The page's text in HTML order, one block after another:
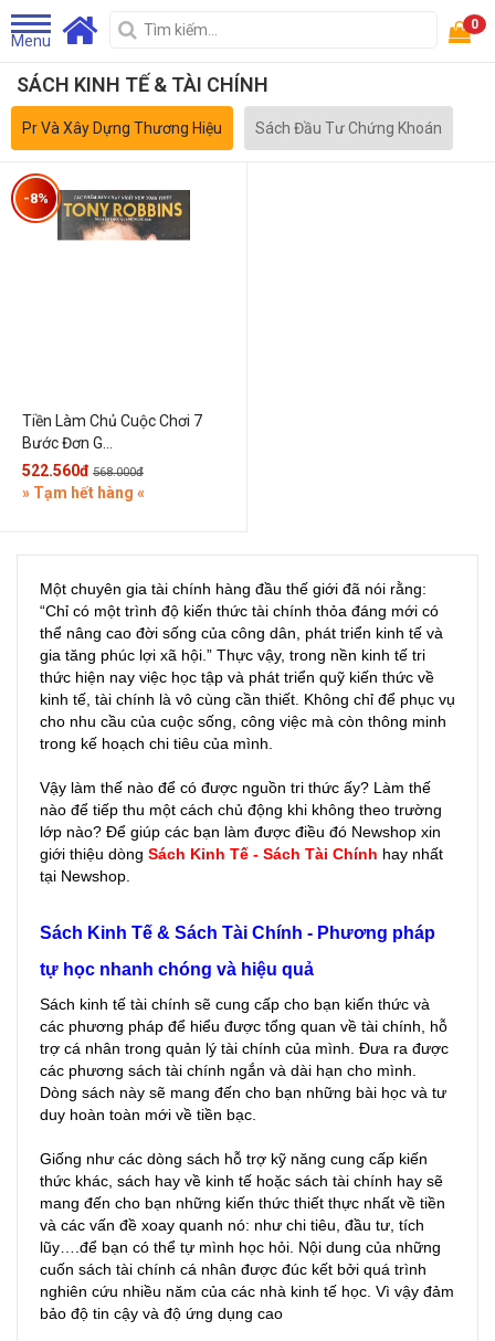
Menu
0
SÁCH KINH TẾ & TÀI CHÍNH
Pr Và Xây Dựng Thương Hiệu Sách Đầu Tư Chứng Khoán
Tiền Làm Chủ Cuộc Chơi 7
Bước Đơn G...
-8%
522.560đ 568.000đ
» Tạm hết hàng «
Một chuyên gia tài chính hàng đầu thế giới đã nói rằng:
“Chỉ có một trình độ kiến thức tài chính thỏa đáng mới có
thể nâng cao đời sống của công dân, phát triển kinh tế và
gia tăng phúc lợi xã hội.” Thực vậy, trong nền kinh tế tri
thức hiện nay việc học tập và phát triển quỹ kiến thức về
kinh tế, tài chính là vô cùng cần thiết. Không chỉ để phục vụ
cho nhu cầu của cuộc sống, công việc mà còn thông minh
trong kế hoạch chi tiêu của mình.
Vậy làm thế nào để có được nguồn tri thức ấy? Làm thế
nào để tiếp thu một cách chủ động khi không theo trường
lớp nào? Để giúp các bạn làm được điều đó Newshop xin
giới thiệu dòng Sách Kinh Tế - Sách Tài Chính hay nhất
tại Newshop.
Sách Kinh Tế & Sách Tài Chính - Phương pháp
tự học nhanh chóng và hiệu quả
Sách kinh tế tài chính sẽ cung cấp cho bạn kiến thức và
các phương pháp để hiểu được tổng quan về tài chính, hỗ
trợ cá nhân trong quản lý tài chính của mình. Đưa ra được
các phương sách tài chính ngắn và dài hạn cho mình.
Dòng sách này sẽ mang đến cho bạn những bài học và tư
duy hoàn toàn mới về tiền bạc.
Giống như các dòng sách hỗ trợ kỹ năng cung cấp kiến
thức khác, sách hay về kinh tế hoặc sách tài chính hay sẽ
mang đến cho bạn những kiến thức thiết thực nhất về tiền
và các vấn đề xoay quanh nó: như chi tiêu, đầu tư, tích
lũy….để bạn có thể tự mình học hỏi. Nội dung của những
cuốn sách tài chính cá nhân được đúc kết bởi quá trình
nghiên cứu nhiều năm của các nhà kinh tế học. Vì vậy đảm
bảo độ tin cậy và độ ứng dụng cao